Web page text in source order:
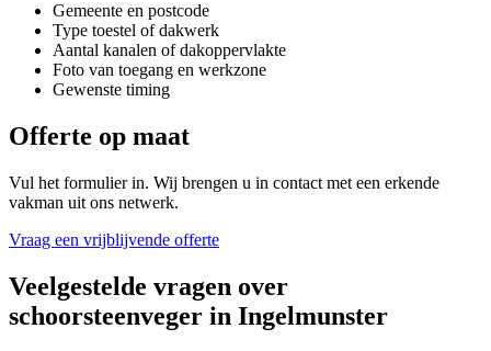
Gemeente en postcode
Type toestel of dakwerk
Aantal kanalen of dakoppervlakte
Foto van toegang en werkzone
Gewenste timing
Offerte op maat
Vul het formulier in. Wij brengen u in contact met een erkende
vakman uit ons netwerk.
Vraag een vrijblijvende offerte
Veelgestelde vragen over
schoorsteenveger in Ingelmunster